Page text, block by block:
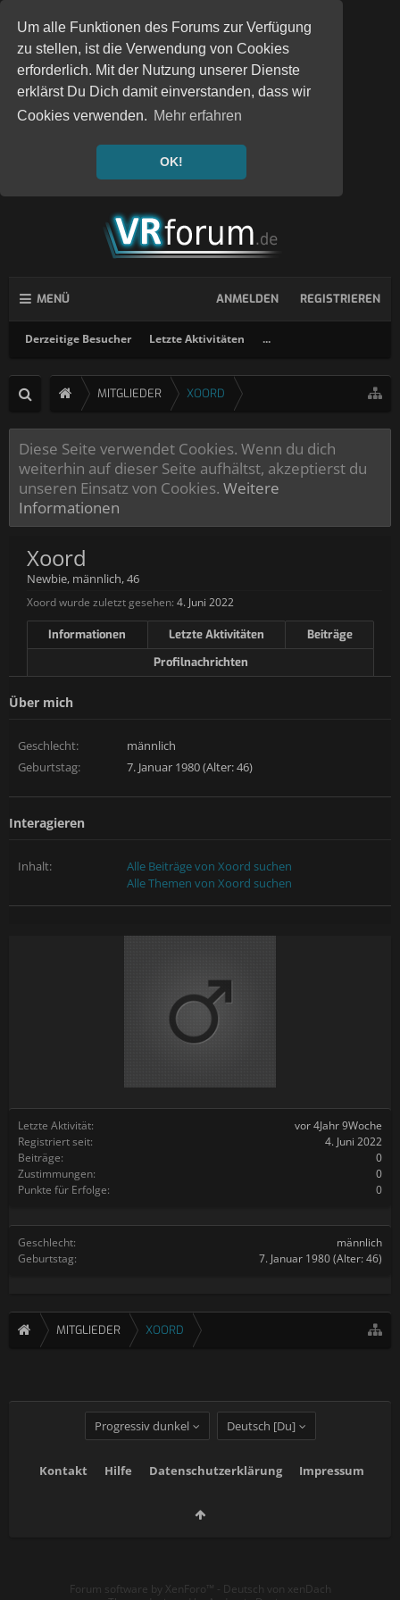
Um alle Funktionen des Forums zur Verfügung
zu stellen, ist die Verwendung von Cookies
erforderlich. Mit der Nutzung unserer Dienste
erklärst Du Dich damit einverstanden, dass wir
Cookies verwenden. Mehr erfahren
OK!
MENÜ
Derzeitige Besucher Letzte Aktivitäten ...
ANMELDEN REGISTRIEREN
MITGLIEDER XOORD
Diese Seite verwendet Cookies. Wenn du dich
weiterhin auf dieser Seite aufhältst, akzeptierst du
unseren Einsatz von Cookies. Weitere
Informationen
Letzte Aktivität:
vor 4Jahr 9Woche
Registriert seit:
4. Juni 2022
Beiträge:
0
Zustimmungen:
0
Punkte für Erfolge:
0
Geschlecht:
männlich
Geburtstag:
7. Januar 1980(Alter: 46)
Xoord
Newbie, männlich, 46
Xoord wurde zuletzt gesehen: 4. Juni 2022
Informationen Letzte Aktivitäten
Beiträge
Profilnachrichten
Über mich
Geschlecht:
männlich
Geburtstag:
7. Januar 1980 (Alter: 46)
Interagieren
Inhalt:
Alle Beiträge von Xoord suchen
Alle Themen von Xoord suchen
MITGLIEDER XOORD
Progressiv dunkel Deutsch [Du]
Kontakt Hilfe Datenschutzerklärung Impressum
Forum software by XenForo™ - Deutsch von xenDach